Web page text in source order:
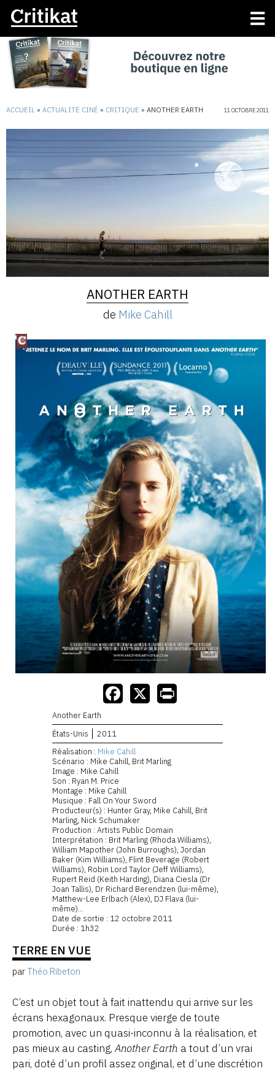
ACCUEIL » ACTUALITÉ CINÉ » CRITIQUE » ANOTHER EARTH 11 OCTOBRE 2011
ANOTHER EARTH
de Mike Cahill
Another Earth
États-Unis
2011
Réalisation : Mike Cahill
Scénario : Mike Cahill, Brit Marling
Image : Mike Cahill
Son : Ryan M. Price
Montage : Mike Cahill
Musique : Fall On Your Sword
Producteur(s) : Hunter Gray, Mike Cahill, Brit
Marling, Nick Schumaker
Production : Artists Public Domain
Interprétation : Brit Marling (Rhoda Williams),
William Mapother (John Burroughs), Jordan
Baker (Kim Williams), Flint Beverage (Robert
Williams), Robin Lord Taylor (Jeff Williams),
Rupert Reid (Keith Harding), Diana Ciesla (Dr
Joan Tallis), Dr Richard Berendzen (lui-même),
Matthew-Lee Erlbach (Alex), DJ Flava (lui-
même)...
Date de sortie : 12 octobre 2011
Durée : 1h32
TERRE EN VUE
parThéo Ribeton
C’est un objet tout à fait inattendu qui arrive sur les
écrans hexagonaux. Presque vierge de toute
promotion, avec un quasi-inconnu à la réalisation, et
pas mieux au casting,Another Earth a tout d’un vrai
pari, doté d’un profil assez original, et d’une discrétion